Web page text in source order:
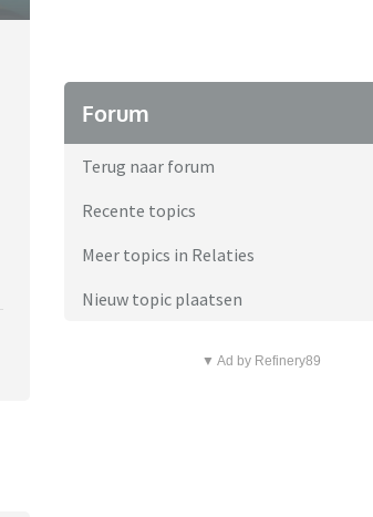
Forum
Terug naar forum
Recente topics
Meer topics in Relaties
Nieuw topic plaatsen
▼ Ad by Refinery89